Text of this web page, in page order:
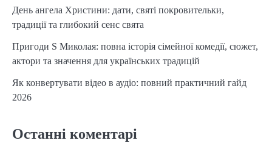
День ангела Христини: дати, святі покровительки,
традиції та глибокий сенс свята
Пригоди S Миколая: повна історія сімейної комедії, сюжет,
актори та значення для українських традицій
Як конвертувати відео в аудіо: повний практичний гайд
2026
Останні коментарі